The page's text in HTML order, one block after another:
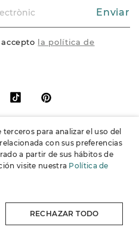
reservats.
Enviar
la política de
Vimeo
para analizar el uso del
con sus preferencias
a partir de sus hábitos de
visite nuestra Política de
RECHAZAR TODO